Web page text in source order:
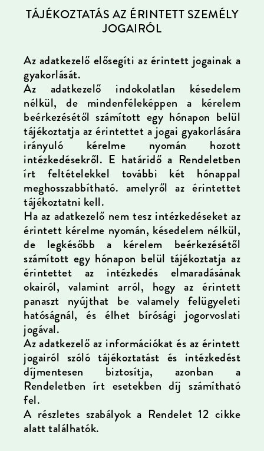
TÁJÉKOZTATÁS AZ ÉRINTETT SZEMÉLY
JOGAIRÓL
Az adatkezelő elősegíti az érintett jogainak a
gyakorlását.
Az adatkezelő indokolatlan késedelem
nélkül, de mindenféleképpen a kérelem
beérkezésétől számított egy hónapon belül
tájékoztatja az érintettet a jogai gyakorlására
irányuló kérelme nyomán hozott
intézkedésekről. E határidő a Rendeletben
írt feltételekkel további két hónappal
meghosszabbítható. amelyről az érintettet
tájékoztatni kell.
Ha az adatkezelő nem tesz intézkedéseket az
érintett kérelme nyomán, késedelem nélkül,
de legkésőbb a kérelem beérkezésétől
számított egy hónapon belül tájékoztatja az
érintettet az intézkedés elmaradásának
okairól, valamint arról, hogy az érintett
panaszt nyújthat be valamely felügyeleti
hatóságnál, és élhet bírósági jogorvoslati
jogával.
Az adatkezelő az információkat és az érintett
jogairól szóló tájékoztatást és intézkedést
díjmentesen biztosítja, azonban a
Rendeletben írt esetekben díj számítható
fel.
A részletes szabályok a Rendelet 12 cikke
alatt találhatók.